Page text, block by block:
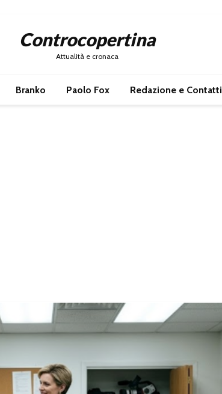
Controcopertina
Attualità e cronaca
Branko Paolo Fox Redazione e Contatti